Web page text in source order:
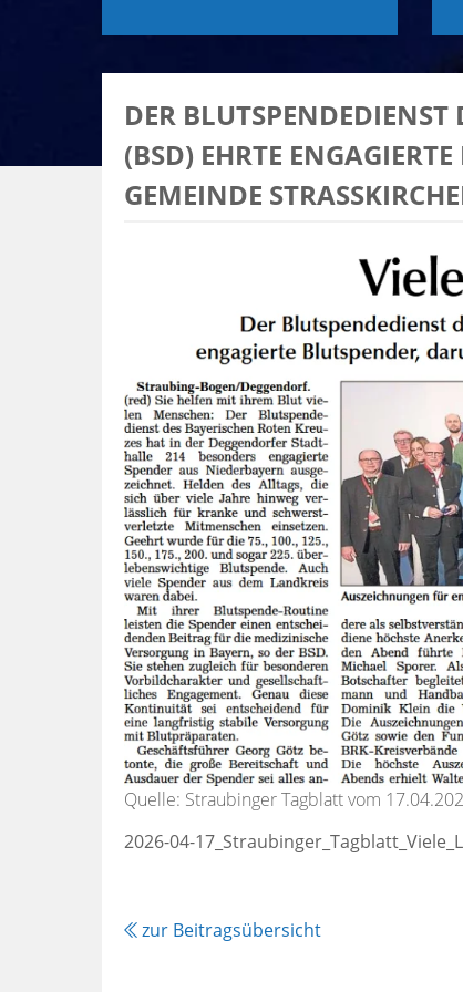
DER BLUTSPENDEDIENST
(BSD) EHRTE
GEMEINDE STRASSKIRCHEN
Quelle: Straubinger Tagblatt vom
2026-04-
zur Beitragsübersicht